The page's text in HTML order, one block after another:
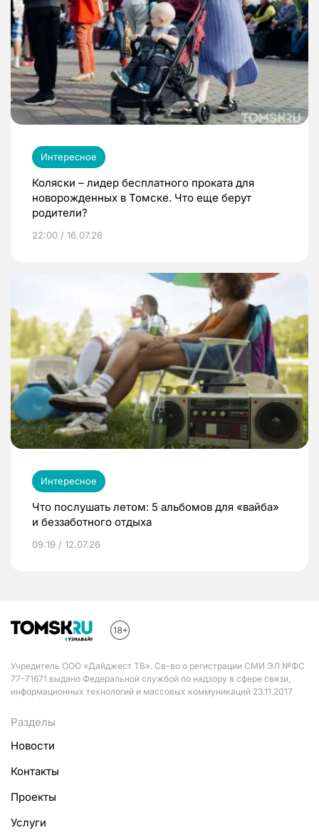
Интересное
Коляски – лидер бесплатного проката для
новорожденных в Томске. Что еще берут
родители?
22:00 / 16.07.26
Интересное
Что послушать летом: 5 альбомов для «вайба»
и беззаботного отдыха
09:19 / 12.07.26
Учредитель ООО «Дайджест ТВ». Св-во о регистрации СМИ ЭЛ №ФС
77-71671 выдано Федеральной службой по надзору в сфере связи,
информационных технологий и массовых коммуникаций 23.11.2017
Разделы
Новости
Контакты
Проекты
Услуги